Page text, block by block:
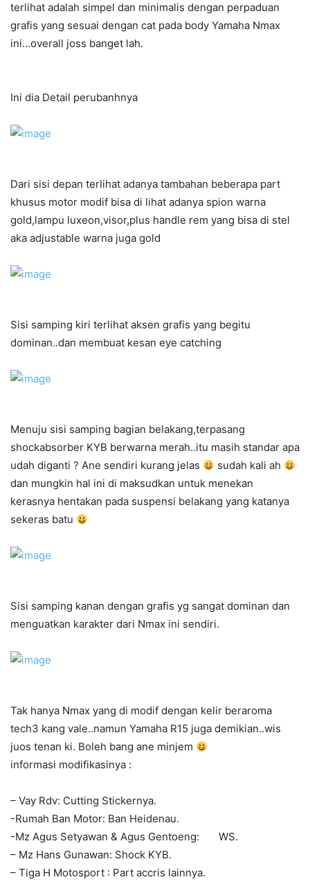
terlihat adalah simpel dan minimalis dengan perpaduan
grafis yang sesuai dengan cat pada body Yamaha Nmax
ini…overall joss banget lah.
Ini dia Detail perubanhnya
Dari sisi depan terlihat adanya tambahan beberapa part
khusus motor modif bisa di lihat adanya spion warna
gold,lampu luxeon,visor,plus handle rem yang bisa di stel
aka adjustable warna juga gold
Sisi samping kiri terlihat aksen grafis yang begitu
dominan..dan membuat kesan eye catching
Menuju sisi samping bagian belakang,terpasang
shockabsorber KYB berwarna merah..itu masih standar apa
udah diganti ? Ane sendiri kurang jelas
sudah kali ah
dan mungkin hal ini di maksudkan untuk menekan
kerasnya hentakan pada suspensi belakang yang katanya
sekeras batu
Sisi samping kanan dengan grafis yg sangat dominan dan
menguatkan karakter dari Nmax ini sendiri.
Tak hanya Nmax yang di modif dengan kelir beraroma
tech3 kang vale..namun Yamaha R15 juga demikian..wis
juos tenan ki. Boleh bang ane minjem
informasi modifikasinya :
– Vay Rdv: Cutting Stickernya.
-Rumah Ban Motor: Ban Heidenau.
-Mz Agus Setyawan & Agus Gentoeng: WS.
– Mz Hans Gunawan: Shock KYB.
– Tiga H Motosport : Part accris lainnya.